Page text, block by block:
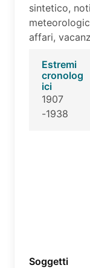
sintetico,
affari,
Estremi
cronolog
ici
1907
-1938
Soggetti